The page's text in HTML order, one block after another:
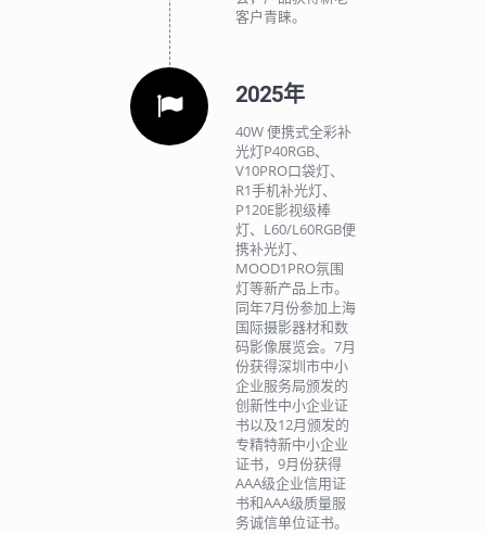
客户青睐。
2025年
40W 便携式全彩补
光灯P40RGB、
V10PRO口袋灯、
R1手机补光灯、
P120E影视级棒
灯、L60/L60RGB便
携补光灯、
MOOD1PRO氛围
灯等新产品上市。
同年7月份参加上海
国际摄影器材和数
码影像展览会。7月
份获得深圳市中小
企业服务局颁发的
创新性中小企业证
书以及12月颁发的
专精特新中小企业
证书，9月份获得
AAA级企业信用证
书和AAA级质量服
务诚信单位证书。